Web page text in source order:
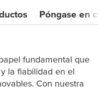
Póngase en
fundamental que
la fiabilidad en el
Con nuestra